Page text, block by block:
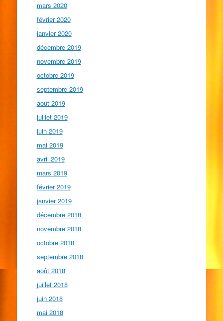
mars 2020
février 2020
janvier 2020
décembre 2019
novembre 2019
octobre 2019
septembre 2019
août 2019
juillet 2019
juin 2019
mai 2019
avril 2019
mars 2019
février 2019
janvier 2019
décembre 2018
novembre 2018
octobre 2018
septembre 2018
août 2018
juillet 2018
juin 2018
mai 2018